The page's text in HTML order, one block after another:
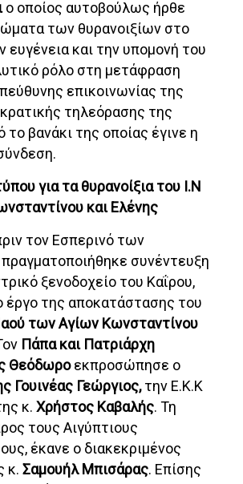
ο οποίος αυτοβούλως ήρθε
των θυρανοιξίων στο
ευγένεια και την υπομονή του
ρόλο στη μετάφραση
επικοινωνίας της
τηλεόρασης της
το βανάκι της οποίας έγινε η
για τα θυρανοίξια του Ι.Ν
και Ελένης
τον Εσπερινό των
συνέντευξη
ξενοδοχείο του Καΐρου,
έργο της αποκατάστασης του
των Αγίων Κωνσταντίνου
Πάπα και Πατριάρχη
Θεόδωροεκπροσώπησε ο
Γουινέας Γεώργιος,την Ε.Κ.Κ
κ.Χρήστος Καβαλής. Τη
τους Αιγύπτιους
έκανε ο διακεκριμένος
κ.Σαμουήλ Μπισάρας. Επίσης